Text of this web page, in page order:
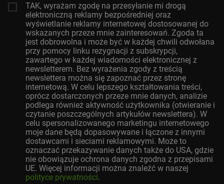
TAK, wyrażam zgodę na przesyłanie mi drogą
elektroniczną reklamy bezpośredniej oraz
wyświetlanie reklamy internetowej dostosowanej do
wskazanych przeze mnie zainteresowań. Zgoda ta
jest dobrowolna i może być w każdej chwili odwołana
przy pomocy linku rezygnacji z subskrypcji,
zawartego w każdej wiadomości elektronicznej z
newsletterem. Bez wyrażenia zgody z treścią
newslettera można się zapoznać przez stronę
internetową. W celu lepszego kształtowania treści,
oprócz dostarczonych przeze mnie danych, analizie
podlega również aktywność użytkownika (otwieranie i
czytanie poszczególnych artykułów newslettera). W
celu spersonalizowanego marketingu internetowego
moje dane będą dopasowywane i łączone z innymi
dostawcami i sieciami reklamowymi. Może to
oznaczać przekazywanie danych także do USA, gdzie
nie obowiązuje ochrona danych zgodna z przepisami
UE. Więcej informacji można znaleźć w naszej
polityce prywatności.